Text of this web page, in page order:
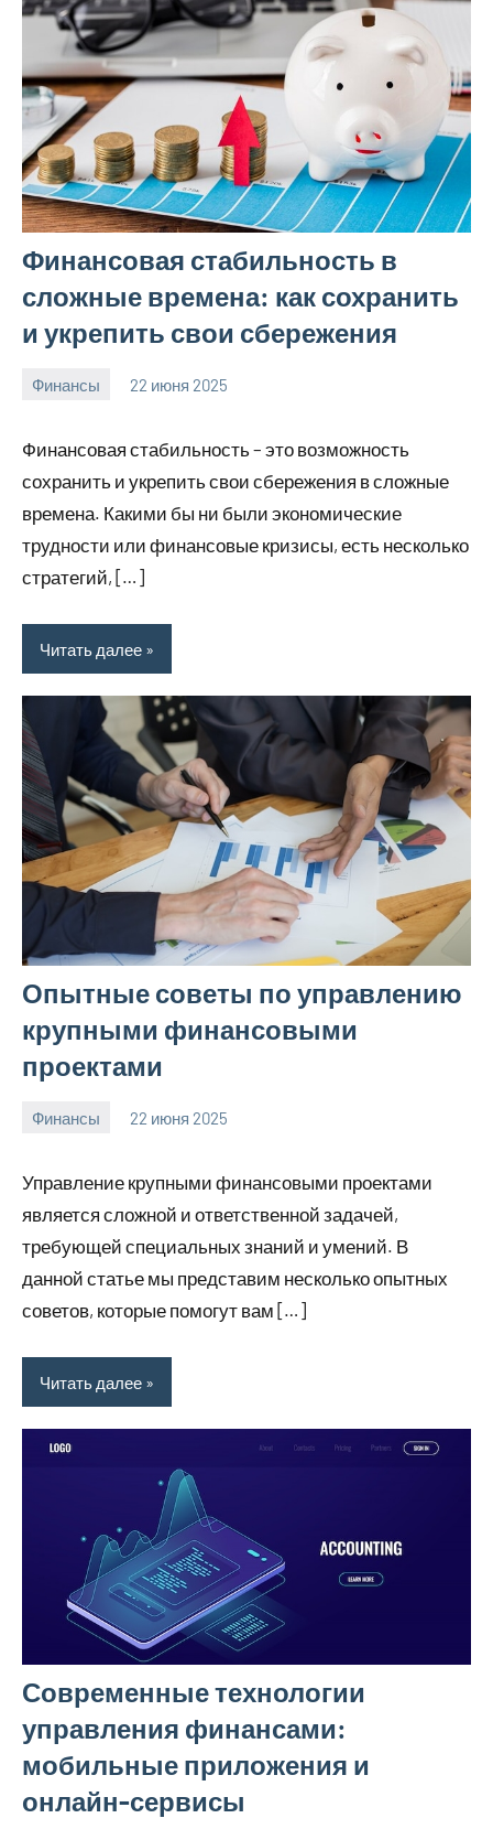
Финансовая стабильность в
сложные времена: как сохранить
и укрепить свои сбережения
Финансы 22 июня 2025
Финансовая стабильность – это возможность
сохранить и укрепить свои сбережения в сложные
времена. Какими бы ни были экономические
трудности или финансовые кризисы, есть несколько
стратегий, […]
Читать далее
Опытные советы по управлению
крупными финансовыми
проектами
Финансы 22 июня 2025
Управление крупными финансовыми проектами
является сложной и ответственной задачей,
требующей специальных знаний и умений. В
данной статье мы представим несколько опытных
советов, которые помогут вам […]
Читать далее
Современные технологии
управления финансами:
мобильные приложения и
онлайн-сервисы